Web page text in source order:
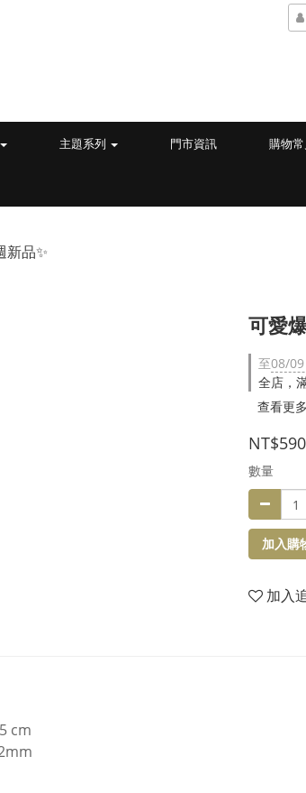
主題系列 門市資訊 購物
新品✨
可愛
至08/
全店，
查看更多
NT$590
數量
加入購
加入
cm